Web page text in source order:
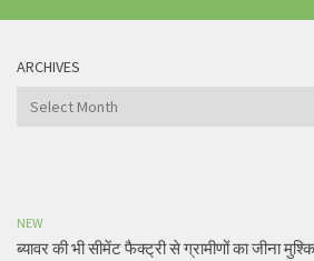
ARCHIVES
Archives
NEW
ब्यावर की भी सीमेंट फैक्ट्री से ग्रामीणों का जीना